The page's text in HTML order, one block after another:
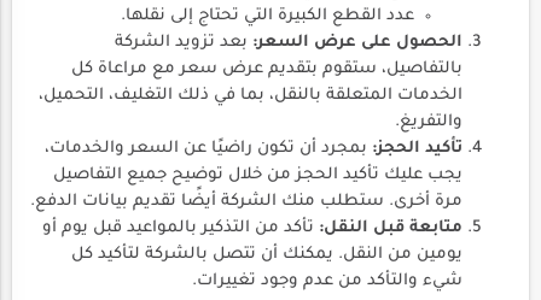
عدد القطع الكبيرة التي تحتاج إلى نقلها.
الحصول على عرض السعر: بعد تزويد الشركة
بالتفاصيل، ستقوم بتقديم عرض سعر مع مراعاة كل
الخدمات المتعلقة بالنقل، بما في ذلك التغليف، التحميل،
والتفريغ.
تأكيد الحجز: بمجرد أن تكون راضيًا عن السعر والخدمات،
يجب عليك تأكيد الحجز من خلال توضيح جميع التفاصيل
مرة أخرى. ستطلب منك الشركة أيضًا تقديم بيانات الدفع.
متابعة قبل النقل: تأكد من التذكير بالمواعيد قبل يوم أو
يومين من النقل. يمكنك أن تتصل بالشركة لتأكيد كل
شيء والتأكد من عدم وجود تغييرات.